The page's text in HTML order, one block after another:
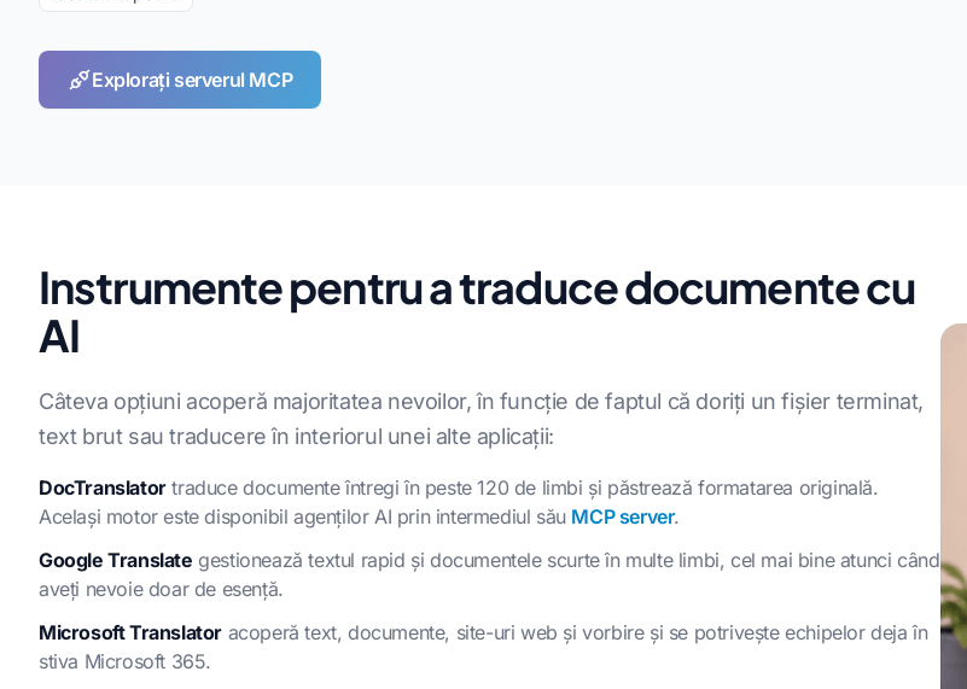
Explorați serverul MCP
Instrumente pentru a traduce documente cu
AI
Câteva opțiuni acoperă majoritatea nevoilor, în funcție de faptul că doriți un fișier terminat,
text brut sau traducere în interiorul unei alte aplicații:
DocTranslatortraduce documente întregi în peste 120 de limbi și păstrează formatarea originală.
Același motor este disponibil agenților AI prin intermediul său MCP server.
Google Translate gestionează textul rapid și documentele scurte în multe limbi, cel mai bine atunci când
aveți nevoie doar de esență.
Microsoft Translator acoperă text, documente, site-uri web și vorbire și se potrivește echipelor deja în
stiva Microsoft 365.